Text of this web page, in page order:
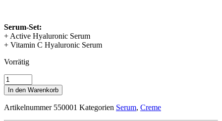
Serum-Set:
+ Active Hyaluronic Serum
+ Vitamin C Hyaluronic Serum
Vorrätig
Serum-
Set
Menge
In den Warenkorb
Artikelnummer 550001 Kategorien Serum, Creme